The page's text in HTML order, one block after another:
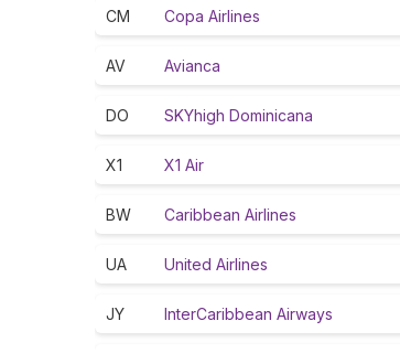
CM Copa Airlines
AV Avianca
DO SKYhigh Dominicana
X1 X1 Air
BW Caribbean Airlines
UA United Airlines
JY InterCaribbean Airways